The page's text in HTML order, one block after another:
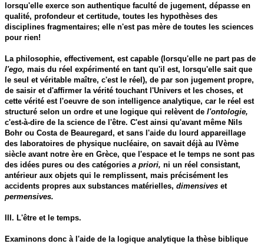
lorsqu'elle exerce son authentique faculté de jugement, dépasse en
qualité, profondeur et certitude, toutes les hypothèses des
disciplines fragmentaires; elle n'est pas mère de toutes les sciences
pour rien!
La philosophie, effectivement, est capable (lorsqu'elle ne part pas de
l'ego, mais du réel expérimenté en tant qu'il est, lorsqu'elle sait que
le seul et véritable maître, c'est le réel), de par son jugement propre,
de saisir et d'affirmer la vérité touchant l'Univers et les choses, et
cette vérité est l'oeuvre de son intelligence analytique, car le réel est
structuré selon un ordre et une logique qui relèvent del'ontologie,
c'est-à-dire de la science de l'être. C'est ainsi qu'avant même Nils
Bohr ou Costa de Beauregard, et sans l'aide du lourd appareillage
des laboratoires de physique nucléaire, on savait déjà au IVème
siècle avant notre ère en Grèce, que l'espace et le temps ne sont pas
des idées pures ou des catégoriesa priori, ni un réel consistant,
antérieur aux objets qui le remplissent, mais précisément les
accidents propres aux substances matérielles,dimensives et
permensives.
III. L'être et le temps.
Examinons donc à l'aide de la logique analytique la thèse biblique